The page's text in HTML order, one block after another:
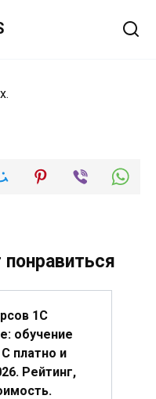
1С
обучение
платно и
Рейтинг,